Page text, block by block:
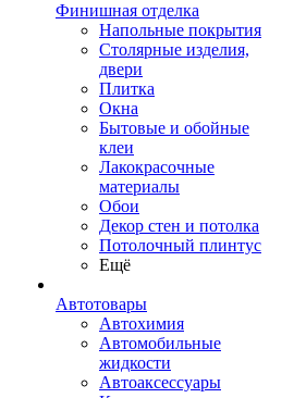
Финишная отделка
Напольные покрытия
Столярные изделия,
двери
Плитка
Окна
Бытовые и обойные
клеи
Лакокрасочные
материалы
Обои
Декор стен и потолка
Потолочный плинтус
Ещё
Автотовары
Автохимия
Автомобильные
жидкости
Автоаксессуары